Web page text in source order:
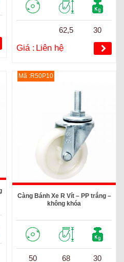
62,5 30
Giá : Liên hệ
Mã :R50P10
Càng Bánh Xe R Vít – PP trắng –
không khóa
50 68 30